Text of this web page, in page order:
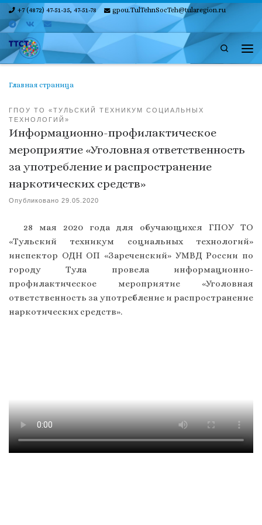
Skip to content
+7 (4872) 47-51-35, 47-51-78 gpou.TulTehnSocTeh@tularegion.ru
Search
Главная страница
ГПОУ ТО «ТУЛЬСКИЙ ТЕХНИКУМ СОЦИАЛЬНЫХ
ТЕХНОЛОГИЙ»
Информационно-профилактическое
мероприятие «Уголовная ответственность
за употребление и распространение
наркотических средств»
Опубликовано 29.05.2020
28 мая 2020 года для обучающихся ГПОУ ТО
«Тульский техникум социальных технологий»
инспектор ОДН ОП «Зареченский» УМВД России по
городу Тула провела информационно-
профилактическое мероприятие «Уголовная
ответственность за употребление и распространение
наркотических средств».